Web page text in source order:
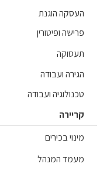
הוגנת
ופיטורין
ועבודה
ועבודה
בכירים
המנהל